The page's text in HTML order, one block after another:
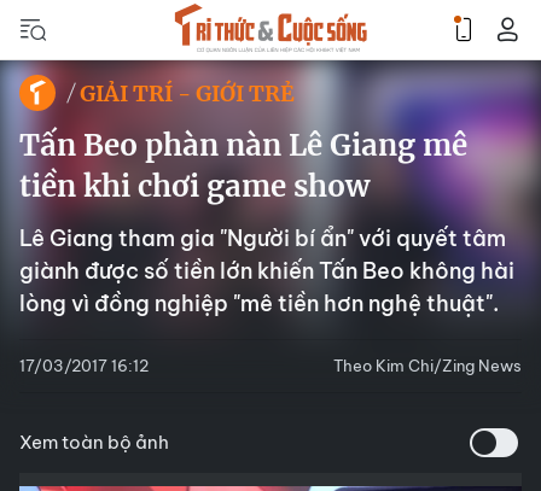
GIẢI TRÍ - GIỚI TRẺ
Tấn Beo phàn nàn Lê Giang mê
tiền khi chơi game show
Lê Giang tham gia "Người bí ẩn" với quyết tâm
giành được số tiền lớn khiến Tấn Beo không hài
lòng vì đồng nghiệp "mê tiền hơn nghệ thuật".
17/03/2017 16:12 Theo Kim Chi/Zing News
Xem toàn bộ ảnh